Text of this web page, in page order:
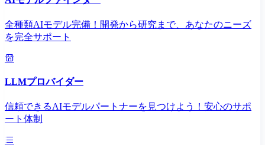
全種類AIモデル完備！開発から研究まで、あなたのニーズ
を完全サポート
LLMプロバイダー
信頼できるAIモデルパートナーを見つけよう！安心のサポ
ート体制